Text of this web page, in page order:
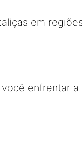
em
enfrentar